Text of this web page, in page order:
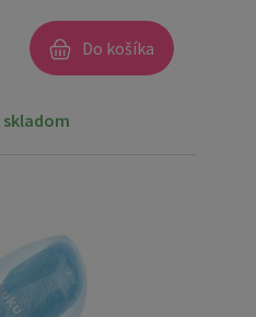
Do košíka
skladom